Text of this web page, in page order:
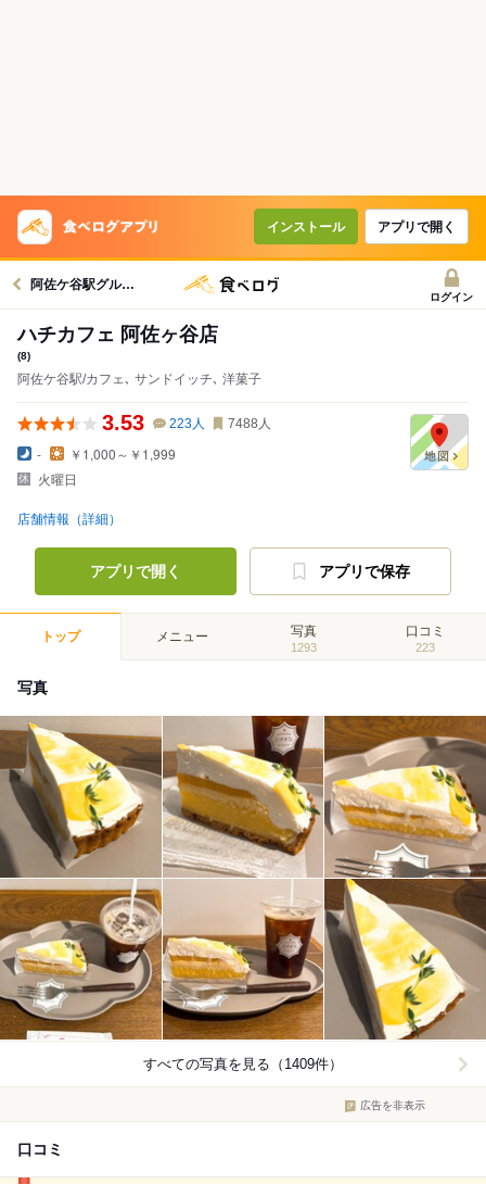
インストール アプリで開く
阿佐ケ谷駅グルメへ
ログイン
ハチカフェ 阿佐ヶ谷店
(8)
阿佐ケ谷駅/カフェ､ サンドイッチ､ 洋菓子
3.53 223人 7488 人
-
￥1,000～￥1,999
火曜日
店舗情報（詳細）
アプリで開く アプリで保存
トップ メニュー 写真
1293
口コミ
223
写真
すべての写真を見る（1409件）
広告を非表示
口コミ